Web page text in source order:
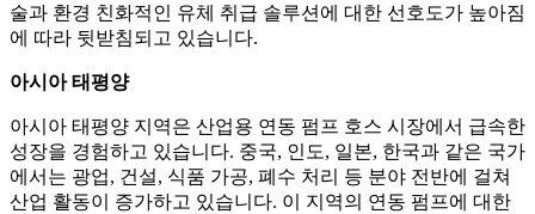
술과 환경 친화적인 유체 취급 솔루션에 대한 선호도가 높아짐
에 따라 뒷받침되고 있습니다.
아시아 태평양
아시아 태평양 지역은 산업용 연동 펌프 호스 시장에서 급속한
성장을 경험하고 있습니다. 중국, 인도, 일본, 한국과 같은 국가
에서는 광업, 건설, 식품 가공, 폐수 처리 등 분야 전반에 걸쳐
산업 활동이 증가하고 있습니다. 이 지역의 연동 펌프에 대한